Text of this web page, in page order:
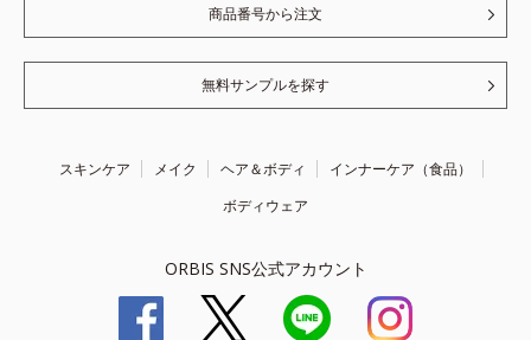
商品番号から注文
無料サンプルを探す
スキンケア メイク ヘア＆ボディ
インナーケア（食品）
ボディウェア
ORBIS SNS公式アカウント